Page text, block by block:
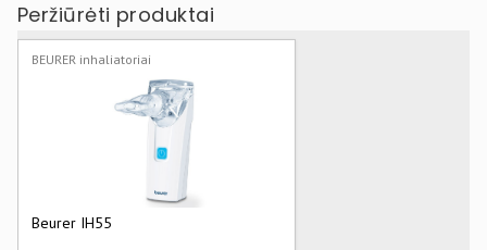
Peržiūrėti produktai
BEURER inhaliatoriai
Beurer IH55